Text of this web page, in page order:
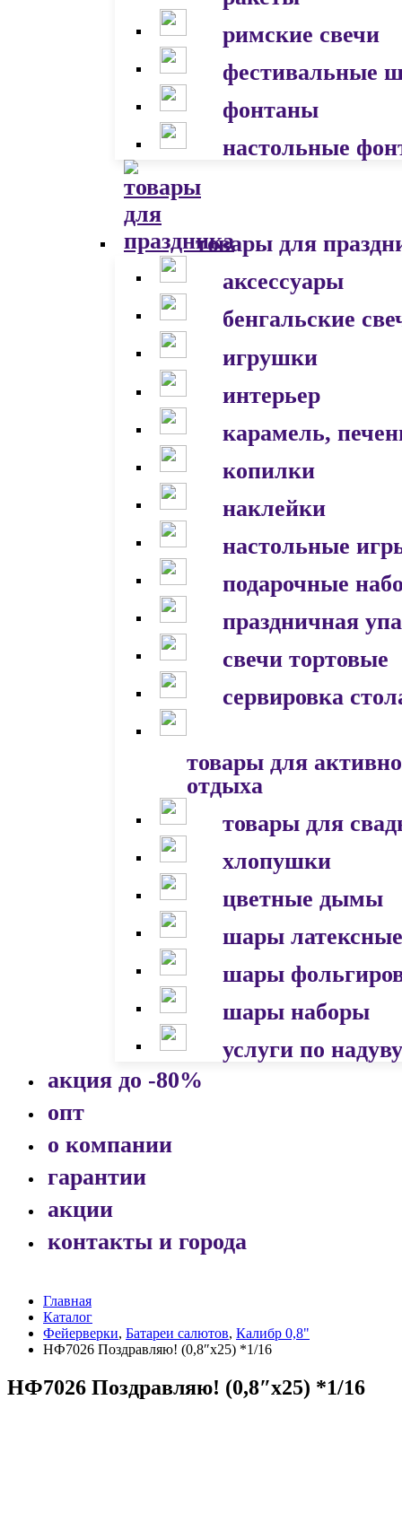
римские свечи
фестивальные
фонтаны
настольные
товары для
аксессуары
бенгальские
игрушки
интерьер
карамель,
копилки
наклейки
настольные
подарочные
праздничная
свечи тортовые
сервировка
товары для
отдыха
товары для
хлопушки
цветные дымы
шары латексные
шары
шары наборы
услуги по надуву
акция до -80%
опт
о компании
гарантии
акции
контакты и города
Главная
Каталог
Фейерверки, Батареи салютов, Калибр 0,8"
НФ7026 Поздравляю! (0,8″x25) *1/16
НФ7026 Поздравляю! (0,8″x25) *1/16